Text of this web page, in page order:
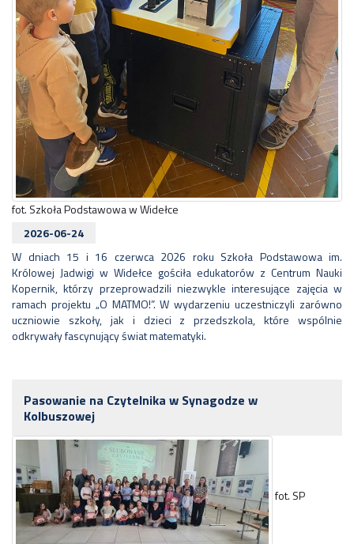
fot. Szkoła Podstawowa w Widełce
2026-06-24
W dniach 15 i 16 czerwca 2026 roku Szkoła Podstawowa im.
Królowej Jadwigi w Widełce gościła edukatorów z Centrum Nauki
Kopernik, którzy przeprowadzili niezwykle interesujące zajęcia w
ramach projektu „O MATMO!”. W wydarzeniu uczestniczyli zarówno
uczniowie szkoły, jak i dzieci z przedszkola, które wspólnie
odkrywały fascynujący świat matematyki.
Pasowanie na Czytelnika w Synagodze w
Kolbuszowej
fot. SP